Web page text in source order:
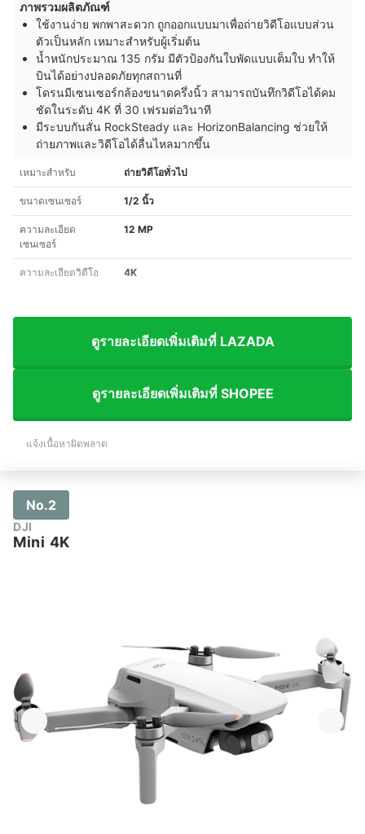
ภาพรวมผลิตภัณฑ์
ใช้งานง่าย พกพาสะดวก ถูกออกแบบมาเพื่อถ่ายวิดีโอแบบส่วน
ตัวเป็นหลัก เหมาะสำหรับผู้เริ่มต้น
น้ำหนักประมาณ 135 กรัม มีตัวป้องกันใบพัดแบบเต็มใบ ทำให้
บินได้อย่างปลอดภัยทุกสถานที่
โดรนมีเซนเซอร์กล้องขนาดครึ่งนิ้ว สามารถบันทึกวิดีโอได้คม
ชัดในระดับ 4K ที่ 30 เฟรมต่อวินาที
มีระบบกันสั่น RockSteady และ HorizonBalancing ช่วยให้
ถ่ายภาพและวิดีโอได้ลื่นไหลมากขึ้น
เหมาะสำหรับ ถ่ายวิดีโอทั่วไป
ขนาดเซนเซอร์ 1/2 นิ้ว
ความละเอียด
เซนเซอร์
12 MP
ความละเอียดวิดีโอ 4K
ดูรายละเอียดเพิ่มเติมที่ LAZADA
ดูรายละเอียดเพิ่มเติมที่ SHOPEE
แจ้งเนื้อหาผิดพลาด
No.2
DJI
Mini 4K